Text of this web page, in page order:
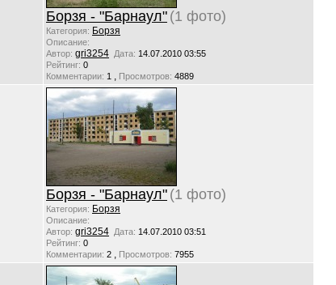
Борзя - "Барнаул" (1 фото)
Категория: Борзя
Описание:
Автор: gri3254 Дата: 14.07.2010 03:55
Рейтинг: 0
Комментарии: 1 , Просмотров: 4889
Борзя - "Барнаул" (1 фото)
Категория: Борзя
Описание:
Автор: gri3254 Дата: 14.07.2010 03:51
Рейтинг: 0
Комментарии: 2 , Просмотров: 7955